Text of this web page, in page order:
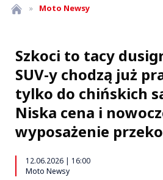
» Moto Newsy
Szkoci to tacy
SUV-y chodzą już
tylko do chińskich
Niska cena i
wyposażenie
12.06.2026 | 16:00
Moto Newsy